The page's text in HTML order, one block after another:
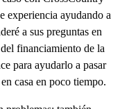
experiencia ayudando a
a sus preguntas en
financiamiento de la
para ayudarlo a pasar
casa en poco tiempo.